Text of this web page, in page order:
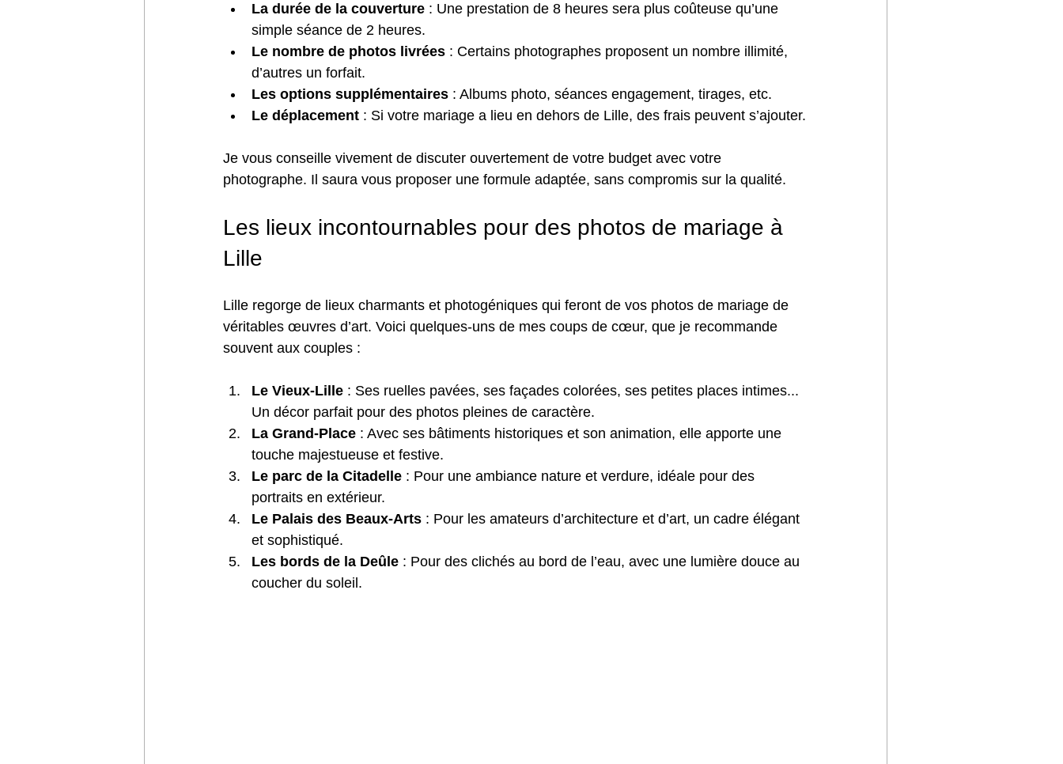
La durée de la couverture : Une prestation de 8 heures sera plus coûteuse qu’une
simple séance de 2 heures.
Le nombre de photos livrées : Certains photographes proposent un nombre illimité,
d’autres un forfait.
Les options supplémentaires : Albums photo, séances engagement, tirages, etc.
Le déplacement : Si votre mariage a lieu en dehors de Lille, des frais peuvent s’ajouter.
Je vous conseille vivement de discuter ouvertement de votre budget avec votre
photographe. Il saura vous proposer une formule adaptée, sans compromis sur la qualité.
Les lieux incontournables pour des photos de mariage à
Lille
Lille regorge de lieux charmants et photogéniques qui feront de vos photos de mariage de
véritables œuvres d’art. Voici quelques-uns de mes coups de cœur, que je recommande
souvent aux couples :
Le Vieux-Lille : Ses ruelles pavées, ses façades colorées, ses petites places intimes...
Un décor parfait pour des photos pleines de caractère.
La Grand-Place : Avec ses bâtiments historiques et son animation, elle apporte une
touche majestueuse et festive.
Le parc de la Citadelle : Pour une ambiance nature et verdure, idéale pour des
portraits en extérieur.
Le Palais des Beaux-Arts : Pour les amateurs d’architecture et d’art, un cadre élégant
et sophistiqué.
Les bords de la Deûle : Pour des clichés au bord de l’eau, avec une lumière douce au
coucher du soleil.